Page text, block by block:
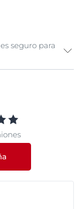
seguro para
va a usar un
en la cara
enrojecimiento,
que el producto